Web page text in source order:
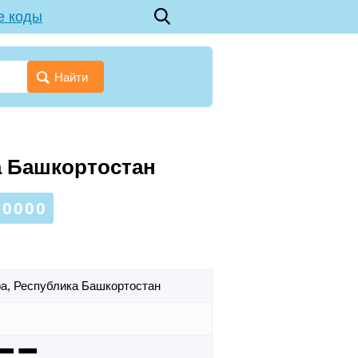
коды
Найти
Республика Башкортостан